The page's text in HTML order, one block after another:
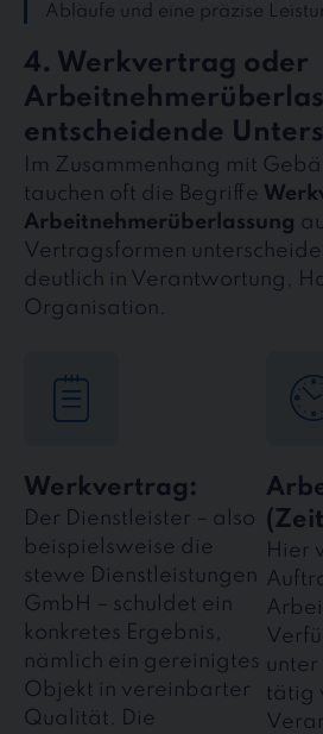
Abläufe und eine präzise
4. Werkvertrag oder
entscheidende
Im Zusammenhang mit
tauchen oft die Begriffe
Arbeitnehmerüberlassung
Vertragsformen
deutlich in Verantwortung,
Organisation.
Werkvertrag:
Der Dienstleister – also
beispielsweise die
stewe Dienstleistungen
GmbH – schuldet ein
konkretes Ergebnis,
nämlich ein gereinigtes
Objekt in vereinbarter
Qualität. Die
Hier
unter
tätig